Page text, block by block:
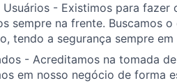
Usuários - Existimos para fazer
sempre na frente. Buscamos
tendo a segurança sempre
- Acreditamos na tomada
em nosso negócio de forma